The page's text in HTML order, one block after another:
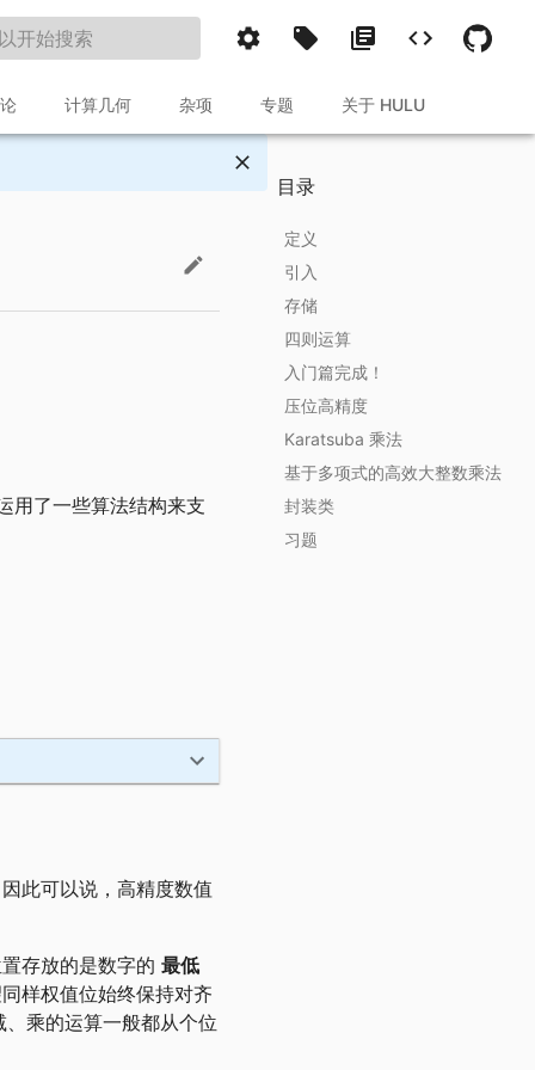
计算几何 杂项 专题 关于 HULU
了一些算法结构来支
此可以说，高精度数值
存放的是数字的 最低
样权值位始终保持对齐
乘的运算一般都从个位
目录
定义
引入
存储
四则运算
加法
减法
乘法
高精度—单精度
高精度—高精度
除法
入门篇完成！
压位高精度
引入
过程
压位高精下的高效竖式除法
Karatsuba 乘法
基于多项式的高效大整数乘法
Reference
封装类
习题